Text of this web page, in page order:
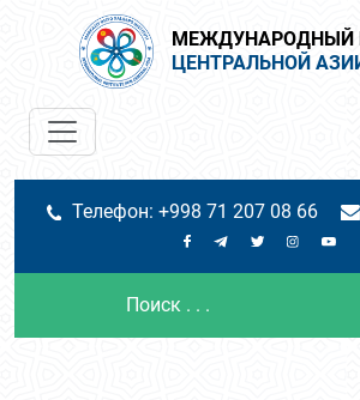
МЕЖДУНАРОДНЫЙ
ЦЕНТРАЛЬНОЙ
Телефон: +998 71 207 08 66